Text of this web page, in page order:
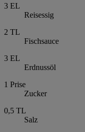
3 EL
Reisessig
2 TL
Fischsauce
3 EL
Erdnussöl
1 Prise
Zucker
0,5 TL
Salz